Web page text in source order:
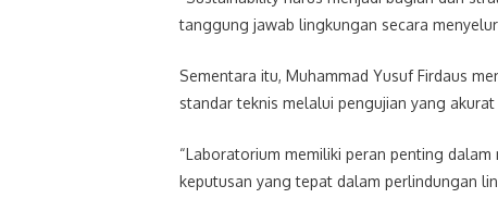
tanggung jawab lingkungan secara
Sementara itu, Muhammad Yusuf Firdaus
standar teknis melalui pengujian yang
“Laboratorium memiliki peran penting
keputusan yang tepat dalam perlindungan